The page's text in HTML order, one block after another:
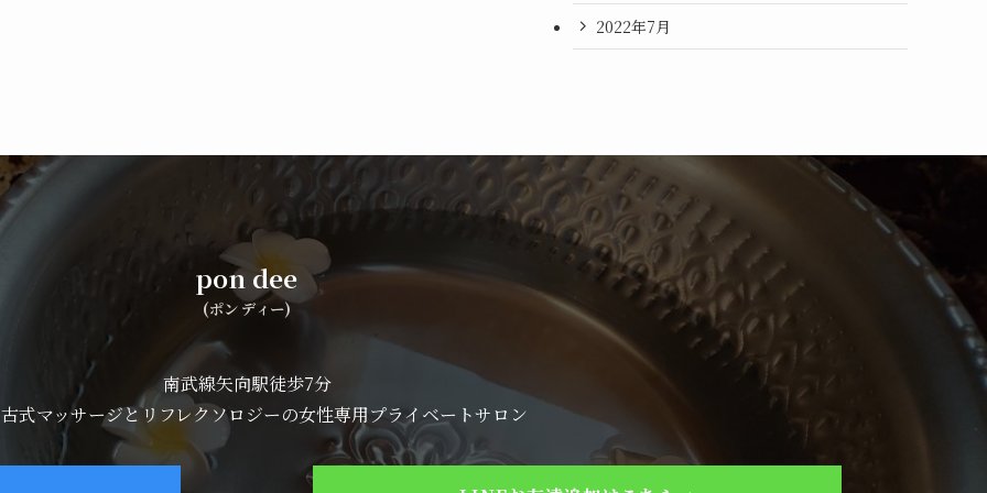
2022年7月
pon dee
(ポン ディー)
南武線矢向駅徒歩7分
式マッサージとリフレクソロジーの女性専用プライベートサロン